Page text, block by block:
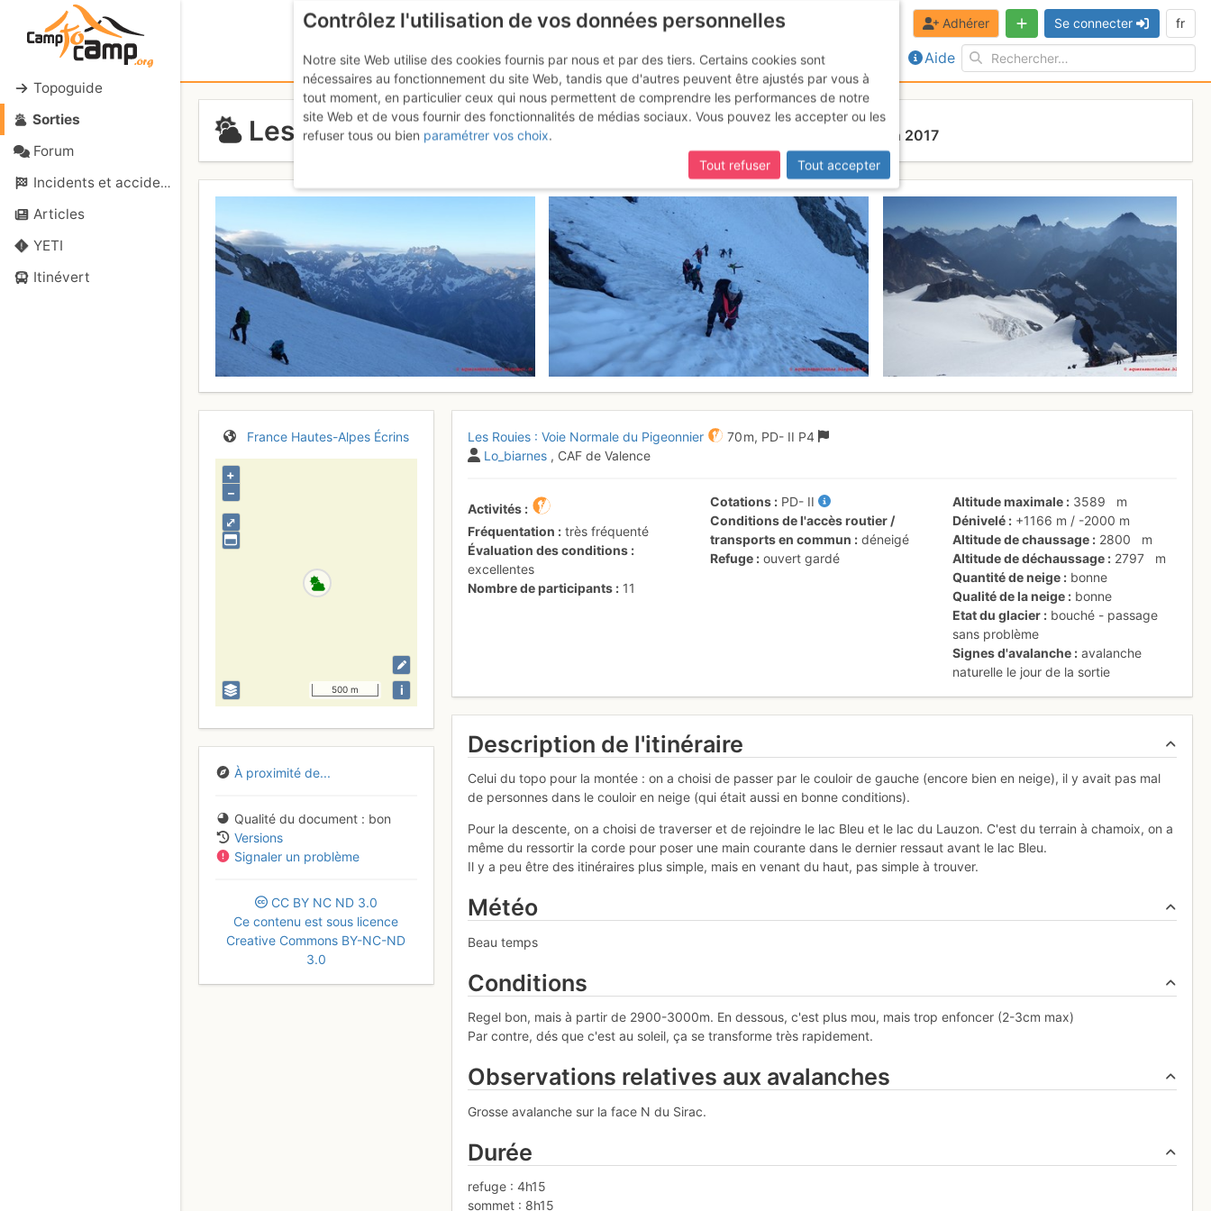
Topoguide
Sorties
Forum
Incidents et accidents
Articles
YETI
Itinévert
Aide
Adhérer Se connecter fr
Les Rouies : Voie Normale du Pigeonnier Dimanche 18 juin 2017
France Hautes-Alpes Écrins
⤢
+
–
500 m i
À proximité de...
Qualité du document
bon
Versions
Signaler un problème
CC BY NC ND 3.0
Ce contenu est sous licence
Creative Commons BY-NC-ND
3.0
Les Rouies : Voie Normale du Pigeonnier 70 m, PD- II P4
Lo_biarnes , CAF de Valence
Activités
Fréquentation
très fréquenté
Évaluation des conditions
excellentes
Nombre de participants
11
Cotations PD- II
Conditions de l'accès routier /
transports en commun
déneigé
Refuge
ouvert gardé
Altitude maximale 3589
m
Dénivelé
+1166 m / -2000 m
Altitude de chaussage
2800
m
Altitude de déchaussage
2797
m
Quantité de neige
bonne
Qualité de la neige
bonne
Etat du glacier
bouché - passage
sans problème
Signes d'avalanche
avalanche
naturelle le jour de la sortie
Description de l'itinéraire
Celui du topo pour la montée : on a choisi de passer par le couloir de gauche (encore bien en neige), il y avait pas mal
de personnes dans le couloir en neige (qui était aussi en bonne conditions).
Pour la descente, on a choisi de traverser et de rejoindre le lac Bleu et le lac du Lauzon. C'est du terrain à chamoix, on a
même du ressortir la corde pour poser une main courante dans le dernier ressaut avant le lac Bleu.
Il y a peu être des itinéraires plus simple, mais en venant du haut, pas simple à trouver.
Météo
Beau temps
Conditions
Regel bon, mais à partir de 2900-3000m. En dessous, c'est plus mou, mais trop enfoncer (2-3cm max)
Par contre, dés que c'est au soleil, ça se transforme très rapidement.
Observations relatives aux avalanches
Grosse avalanche sur la face N du Sirac.
Durée
refuge : 4h15
sommet : 8h15
Contrôlez l'utilisation de vos données personnelles
Notre site Web utilise des cookies fournis par nous et par des tiers. Certains cookies sont
nécessaires au fonctionnement du site Web, tandis que d'autres peuvent être ajustés par vous à
tout moment, en particulier ceux qui nous permettent de comprendre les performances de notre
site Web et de vous fournir des fonctionnalités de médias sociaux. Vous pouvez les accepter ou les
refuser tous ou bien paramétrer vos choix.
Tout refuser
Tout accepter